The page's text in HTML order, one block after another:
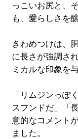
っこいお尻と、
も、愛らしさを
きわめつけは、
に長さが強調さ
ミカルな印象を
「リムジンっぽ
スフンドだ」「
意的なコメント
ました。